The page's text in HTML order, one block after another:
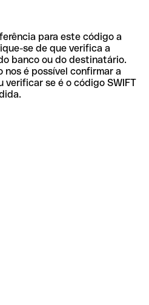
para este código a
se de que verifica a
banco ou do destinatário.
nos é possível confirmar a
se é o código SWIFT